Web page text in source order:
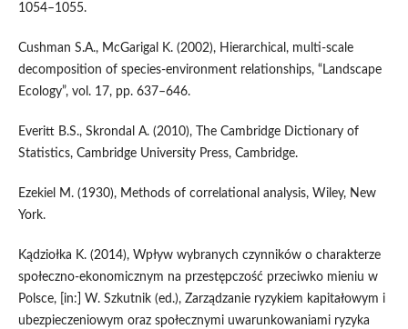
1054–1055.
Cushman S.A., McGarigal K. (2002), Hierarchical, multi‑scale
decomposition of species‑environment relationships, “Landscape
Ecology”, vol. 17, pp. 637–646.
Everitt B.S., Skrondal A. (2010), The Cambridge Dictionary of
Statistics, Cambridge University Press, Cambridge.
Ezekiel M. (1930), Methods of correlational analysis, Wiley, New
York.
Kądziołka K. (2014), Wpływ wybranych czynników o charakterze
społeczno‑ekonomicznym na przestępczość przeciwko mieniu w
Polsce, [in:] W. Szkutnik (ed.), Zarządzanie ryzykiem kapitałowym i
ubezpieczeniowym oraz społecznymi uwarunkowaniami ryzyka